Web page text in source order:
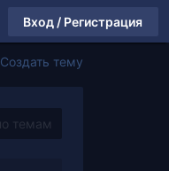
Вход / Регистрация
Создать тему